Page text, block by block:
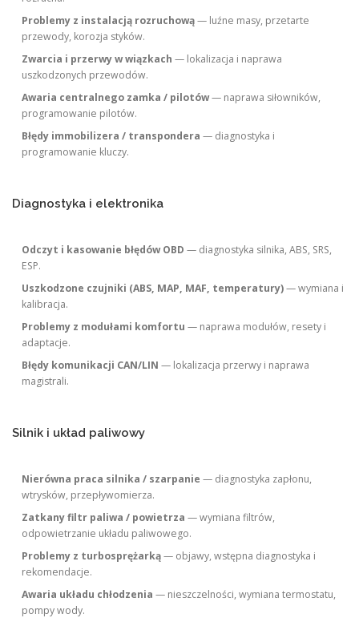
Problemy z instalacją rozruchową— luźne masy, przetarte
przewody, korozja styków.
Zwarcia i przerwy w wiązkach — lokalizacja i naprawa
uszkodzonych przewodów.
Awaria centralnego zamka / pilotów— naprawa siłowników,
programowanie pilotów.
Błędy immobilizera / transpondera — diagnostyka i
programowanie kluczy.
Diagnostyka i elektronika
Odczyt i kasowanie błędów OBD — diagnostyka silnika, ABS, SRS,
ESP.
Uszkodzone czujniki (ABS, MAP, MAF, temperatury)— wymiana i
kalibracja.
Problemy z modułami komfortu — naprawa modułów, resety i
adaptacje.
Błędy komunikacji CAN/LIN — lokalizacja przerwy i naprawa
magistrali.
Silnik i układ paliwowy
Nierówna praca silnika / szarpanie — diagnostyka zapłonu,
wtrysków, przepływomierza.
Zatkany filtr paliwa / powietrza — wymiana filtrów,
odpowietrzanie układu paliwowego.
Problemy z turbosprężarką— objawy, wstępna diagnostyka i
rekomendacje.
Awaria układu chłodzenia — nieszczelności, wymiana termostatu,
pompy wody.